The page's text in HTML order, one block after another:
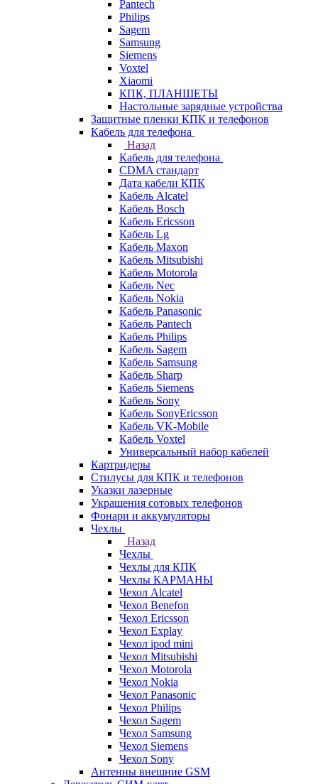
Pantech
Philips
Sagem
Samsung
Siemens
Voxtel
Xiaomi
КПК, ПЛАНШЕТЫ
Настольные зарядные устройства
Защитные пленки КПК и телефонов
Кабель для телефона
Назад
Кабель для телефона
CDMA стандарт
Дата кабели КПК
Кабель Alcatel
Кабель Bosch
Кабель Ericsson
Кабель Lg
Кабель Maxon
Кабель Mitsubishi
Кабель Motorola
Кабель Nec
Кабель Nokia
Кабель Panasonic
Кабель Pantech
Кабель Philips
Кабель Sagem
Кабель Samsung
Кабель Sharp
Кабель Siemens
Кабель Sony
Кабель SonyEricsson
Кабель VK-Mobile
Кабель Voxtel
Универсальный набор кабелей
Картридеры
Стилусы для КПК и телефонов
Указки лазерные
Украшения сотовых телефонов
Фонари и аккумуляторы
Чехлы
Назад
Чехлы
Чехлы для КПК
Чехлы КАРМАНЫ
Чехол Alcatel
Чехол Benefon
Чехол Ericsson
Чехол Explay
Чехол ipod mini
Чехол Mitsubishi
Чехол Motorola
Чехол Nokia
Чехол Panasonic
Чехол Philips
Чехол Sagem
Чехол Samsung
Чехол Siemens
Чехол Sony
Антенны внешние GSM